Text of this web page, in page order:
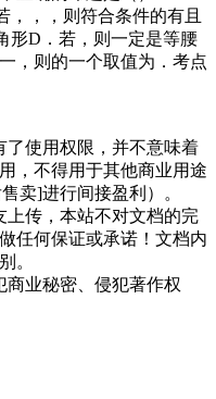
，，，则符合条件的有且
形D．若，则一定是等腰
，则的一个取值为．考点
了使用权限，并不意味着
，不得用于其他商业用途
卖]进行间接盈利）。
上传，本站不对文档的完
任何保证或承诺！文档内
。
商业秘密、侵犯著作权